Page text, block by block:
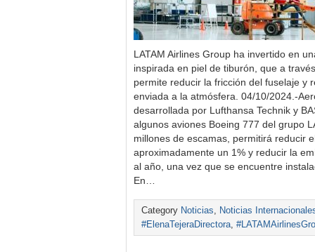
LATAM Airlines Group ha invertido en
inspirada en piel de tiburón, que a
permite reducir la fricción del fuselaje y
enviada a la atmósfera. 04/10/2024.-
desarrollada por Lufthansa Technik y
algunos aviones Boeing 777 del grupo
millones de escamas, permitirá reducir
aproximadamente un 1% y reducir la
al año, una vez que se encuentre
En…
Category Noticias, Noticias
#ElenaTejeraDirectora,